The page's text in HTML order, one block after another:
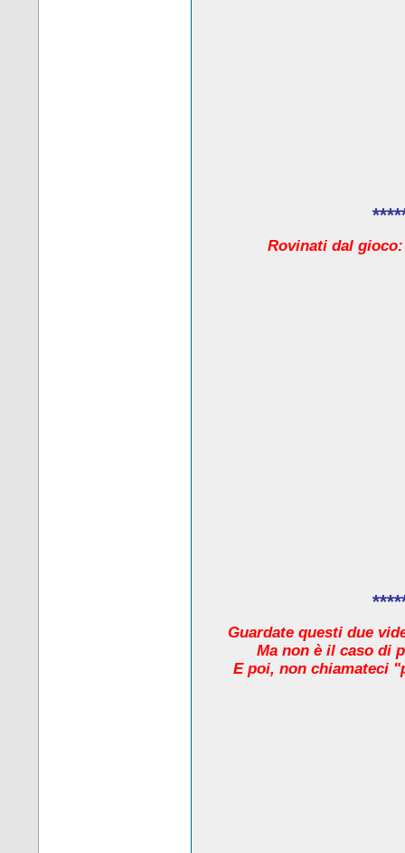
Rovinati dal
Guardate questi due
Ma non è il caso di
E poi, non chiamateci